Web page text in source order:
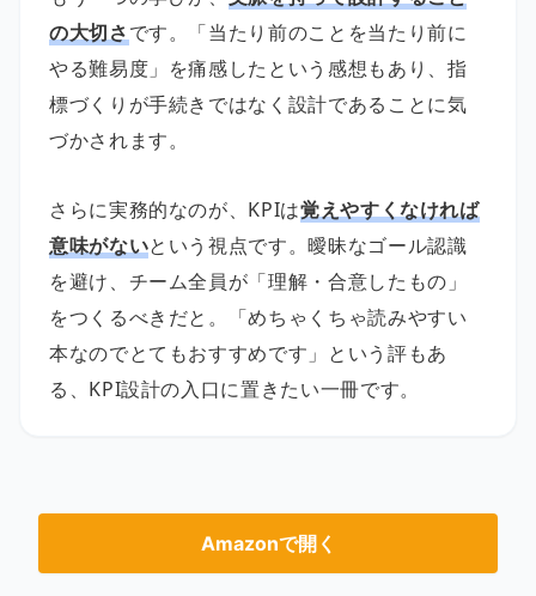
の大切さです。「当たり前のことを当たり前に
やる難易度」を痛感したという感想もあり、指
標づくりが手続きではなく設計であることに気
づかされます。
さらに実務的なのが、KPIは覚えやすくなければ
意味がないという視点です。曖昧なゴール認識
を避け、チーム全員が「理解・合意したもの」
をつくるべきだと。「めちゃくちゃ読みやすい
本なのでとてもおすすめです」という評もあ
る、KPI設計の入口に置きたい一冊です。
Amazonで開く